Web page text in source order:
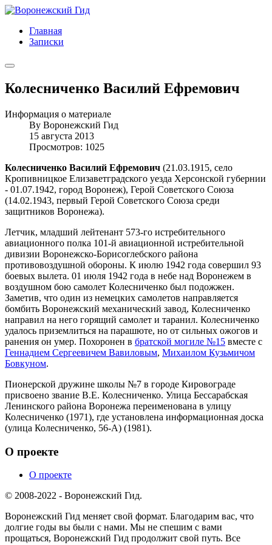
Главная
Записки
Колесниченко Василий Ефремович
Информация о материале
By Воронежский Гид
15 августа 2013
Просмотров: 1025
Колесниченко Василий Ефремович (21.03.1915, село
Кропивницкое Елизаветградского уезда Херсонской губернии
- 01.07.1942, город Воронеж), Герой Советского Союза
(14.02.1943, первый Герой Советского Союза среди
защитников Воронежа).
Летчик, младший лейтенант 573-го истребительного
авиационного полка 101-й авиационной истребительной
дивизии Воронежско-Борисоглебского района
противовоздушной обороны. К июлю 1942 года совершил 93
боевых вылета. 01 июля 1942 года в небе над Воронежем в
воздушном бою самолет Колесниченко был подожжен.
Заметив, что один из немецких самолетов направляется
бомбить Воронежский механический завод, Колесниченко
направил на него горящий самолет и таранил. Колесниченко
удалось приземлиться на парашюте, но от сильных ожогов и
ранения он умер. Похоронен в братской могиле №15 вместе с
Геннадием Сергеевичем Вавиловым, Михаилом Кузьмичом
Бовкуном.
Пионерской дружине школы №7 в городе Кировограде
присвоено звание В.Е. Колесниченко. Улица Бессарабская
Ленинского района Воронежа переименована в улицу
Колесниченко (1971), где установлена информационная доска
(улица Колесниченко, 56-А) (1981).
О проекте
О проекте
© 2008-2022 - Воронежский Гид.
Воронежский Гид меняет свой формат. Благодарим вас, что
долгие годы вы были с нами. Мы не спешим с вами
прощаться, Воронежский Гид продолжит свой путь. Все